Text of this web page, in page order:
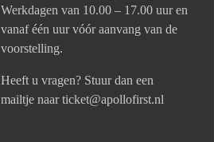
Werkdagen van 10.00 – 17.00 uur en
vanaf één uur vóór aanvang van de
voorstelling.
Heeft u vragen? Stuur dan een
mailtje naar ticket@apollofirst.nl